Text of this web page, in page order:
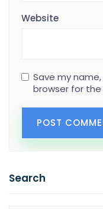
Website
Save my
browser for
Search